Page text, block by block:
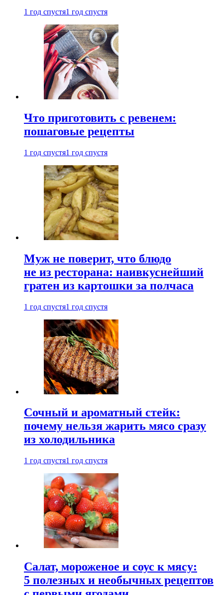
1 год спустя1 год спустя
Что приготовить с ревенем:
пошаговые рецепты
1 год спустя1 год спустя
Муж не поверит, что блюдо
не из ресторана: наивкуснейший
гратен из картошки за полчаса
1 год спустя1 год спустя
Сочный и ароматный стейк:
почему нельзя жарить мясо сразу
из холодильника
1 год спустя1 год спустя
Салат, мороженое и соус к мясу:
5 полезных и необычных рецептов